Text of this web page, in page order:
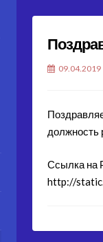
09.04.2019
должность
Ссылка на
http://